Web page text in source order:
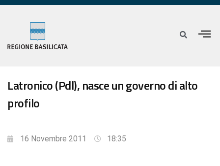
Latronico (Pdl), nasce un governo di alto
profilo
16 Novembre 2011 18:35